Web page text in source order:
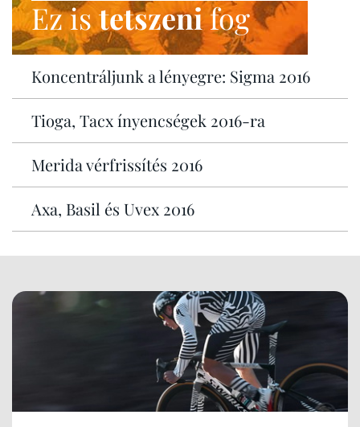
Ez istetszenifog
Koncentráljunk a lényegre: Sigma 2016
Tioga, Tacx ínyencségek 2016-ra
Merida vérfrissítés 2016
Axa, Basil és Uvex 2016